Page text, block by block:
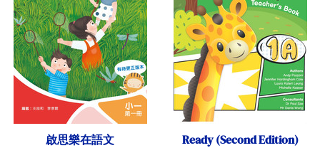
啟思樂在語文 Ready (Second Edition)